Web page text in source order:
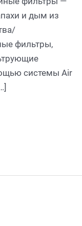
и дым из
фильтры,
системы Air